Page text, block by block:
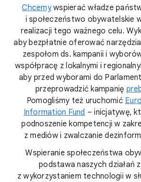
Chcemywspierać władze
i społeczeństwo obywatelskie
realizacji tego ważnego celu.
aby bezpłatnie oferować
zespołom ds. kampanii i
współpracę z lokalnymi i
aby przed wyborami do
przeprowadzić kampanię
Pomogliśmy też uruchomić
Information Fund – inicjatywę,
podnoszenie kompetencji w
z mediów i zwalczanie
Wspieranie społeczeństwa
podstawa naszych działań
z wykorzystaniem technologii w